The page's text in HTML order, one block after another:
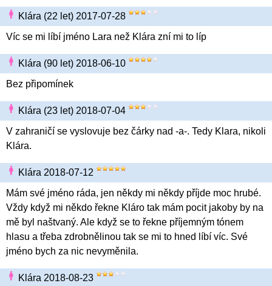
Klára (22 let) 2017-07-28
Víc se mi líbí jméno Lara než Klára zní mi to líp
Klára (90 let) 2018-06-10
Bez připomínek
Klára (23 let) 2018-07-04
V zahraničí se vyslovuje bez čárky nad -a-. Tedy Klara, nikoli
Klára.
Klára 2018-07-12
Mám své jméno ráda, jen někdy mi někdy příjde moc hrubé.
Vždy když mi někdo řekne Kláro tak mám pocit jakoby by na
mě byl naštvaný. Ale když se to řekne příjemným tónem
hlasu a třeba zdrobnělinou tak se mi to hned líbí víc. Své
jméno bych za nic nevyměnila.
Klára 2018-08-23